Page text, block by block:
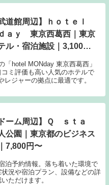
道館周辺】ｈｏｔｅｌ
ａｙ 東京西葛西｜東京
ル・宿泊施設｜3,100
hotel MONday 東京西葛西」
ミ評価も高い人気のホテルで
ジャーの拠点に最適です。
ーム周辺】Ｑ ｓｔａ
公園｜東京都のビジネス
7,800円〜
泊予約情報。落ち着いた環境で
況や宿泊プラン、設備などの詳
ただけます。